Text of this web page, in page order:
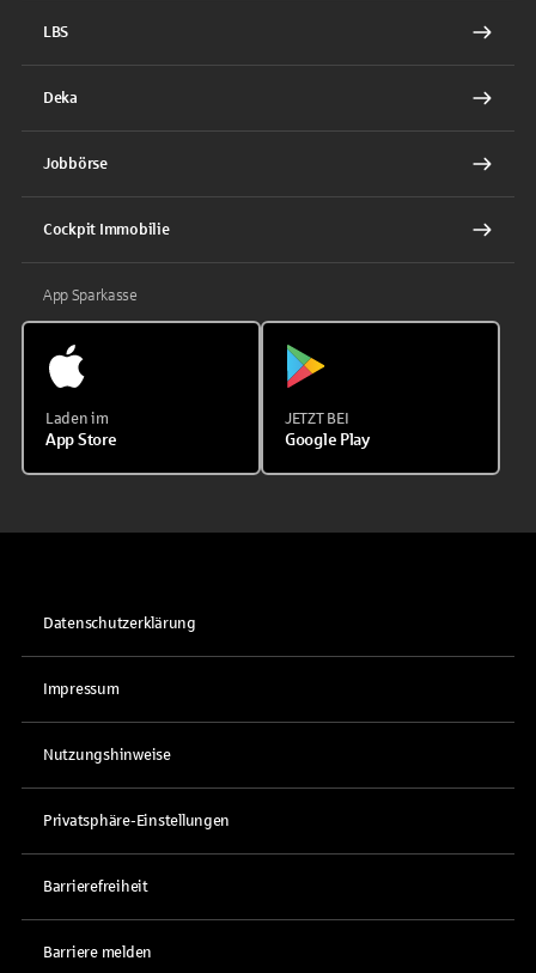
LBS
Deka
Jobbörse
Cockpit Immobilie
App Sparkasse
Laden im
App Store
JETZT BEI
Google Play
Datenschutzerklärung
Impressum
Nutzungshinweise
Privatsphäre-Einstellungen
Barrierefreiheit
Barriere melden